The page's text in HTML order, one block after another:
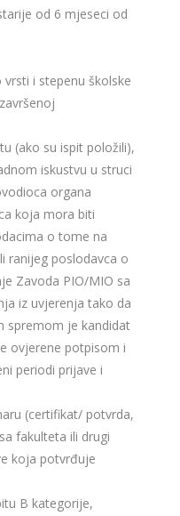
od 6 mjeseci od
i stepenu školske
(ako su ispit položili),
iskustvu u struci
organa
koja mora biti
o tome na
ranijeg poslodavca o
Zavoda PIO/MIO sa
iz uvjerenja tako da
spremom je kandidat
ovjerene potpisom i
periodi prijave i
(certifikat/ potvrda,
fakulteta ili drugi
koja potvrđuje
B kategorije,